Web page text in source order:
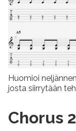
Huomioi
josta siirrytään
Chorus 2